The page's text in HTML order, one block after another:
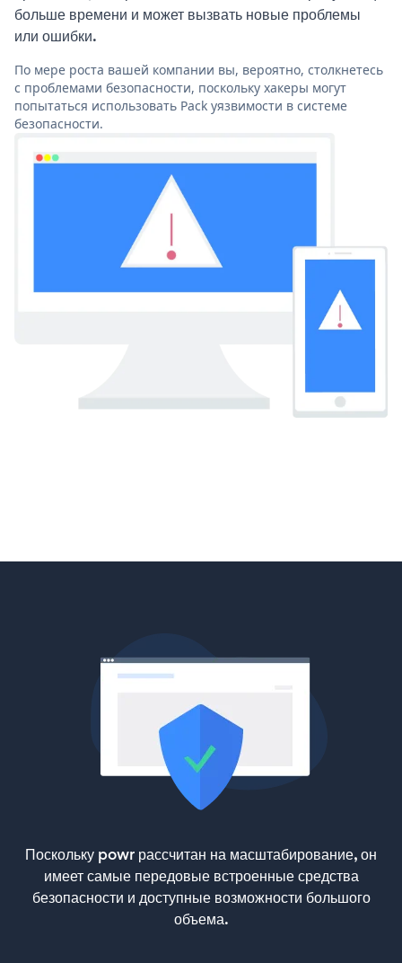
больше времени и может вызвать новые проблемы
или ошибки.
По мере роста вашей компании вы, вероятно, столкнетесь
с проблемами безопасности, поскольку хакеры могут
попытаться использовать Pack уязвимости в системе
безопасности.
Поскольку powr рассчитан на масштабирование, он
имеет самые передовые встроенные средства
безопасности и доступные возможности большого
объема.